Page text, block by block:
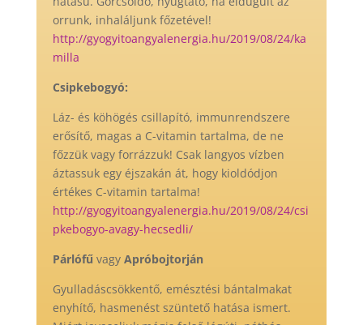
orrunk, inhaláljunk főzetével!
http://gyogyitoangyalenergia.hu/2019/08/24/ka
milla
Csipkebogyó:
Láz- és köhögés csillapító, immunrendszere
erősítő, magas a C-vitamin tartalma, de ne
főzzük vagy forrázzuk! Csak langyos vízben
áztassuk egy éjszakán át, hogy kioldódjon
értékes C-vitamin tartalma!
http://gyogyitoangyalenergia.hu/2019/08/24/csi
pkebogyo-avagy-hecsedli/
Párlófű vagyApróbojtorján
Gyulladáscsökkentő, emésztési bántalmakat
enyhítő, hasmenést szüntető hatása ismert.